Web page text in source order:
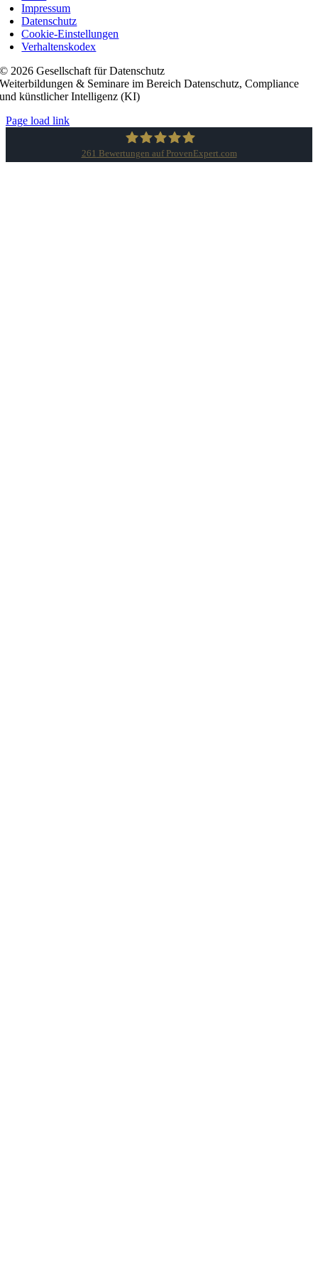
Impressum
Datenschutz
Cookie-Einstellungen
Verhaltenskodex
© 2026 Gesellschaft für Datenschutz
Weiterbildungen & Seminare im Bereich Datenschutz, Compliance
und künstlicher Intelligenz (KI)
Page load link
261 Bewertungen auf ProvenExpert.com